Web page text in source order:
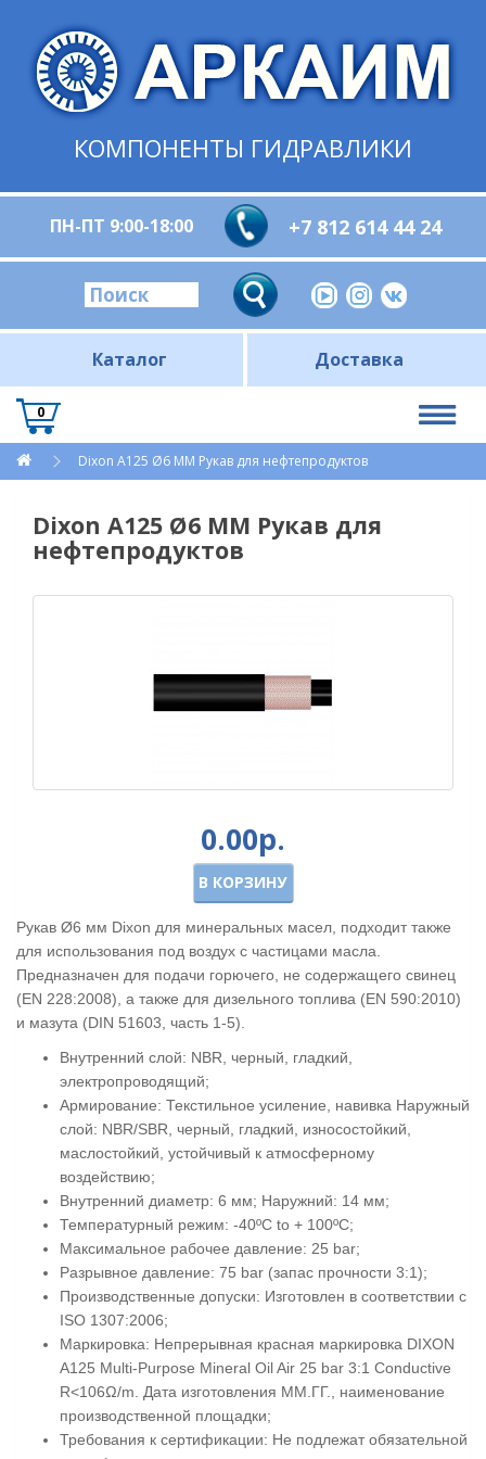
КОМПОНЕНТЫ ГИДРАВЛИКИ
ПН-ПТ 9:00-18:00 +7 812 614 44 24
Каталог Доставка
0
Dixon A125 Ø6 ММ Рукав для нефтепродуктов
Dixon A125 Ø6 ММ Рукав для
нефтепродуктов
0.00р.
В КОРЗИНУ
Рукав Ø6 мм Dixon для минеральных масел, подходит также
для использования под воздух с частицами масла.
Предназначен для подачи горючего, не содержащего свинец
(EN 228:2008), а также для дизельного топлива (EN 590:2010)
и мазута (DIN 51603, часть 1-5).
Внутренний слой: NBR, черный, гладкий,
электропроводящий;
Армирование: Текстильное усиление, навивка Наружный
слой: NBR/SBR, черный, гладкий, износостойкий,
маслостойкий, устойчивый к атмосферному
воздействию;
Внутренний диаметр: 6 мм; Наружний: 14 мм;
Температурный режим: -40ºC to + 100ºC;
Максимальное рабочее давление: 25 bar;
Разрывное давление: 75 bar (запас прочности 3:1);
Производственные допуски: Изготовлен в соответствии с
ISO 1307:2006;
Маркировка: Непрерывная красная маркировка DIXON
A125 Multi-Purpose Mineral Oil Air 25 bar 3:1 Conductive
R<106Ω/m. Дата изготовления ММ.ГГ., наименование
производственной площадки;
Требования к сертификации: Не подлежат обязательной